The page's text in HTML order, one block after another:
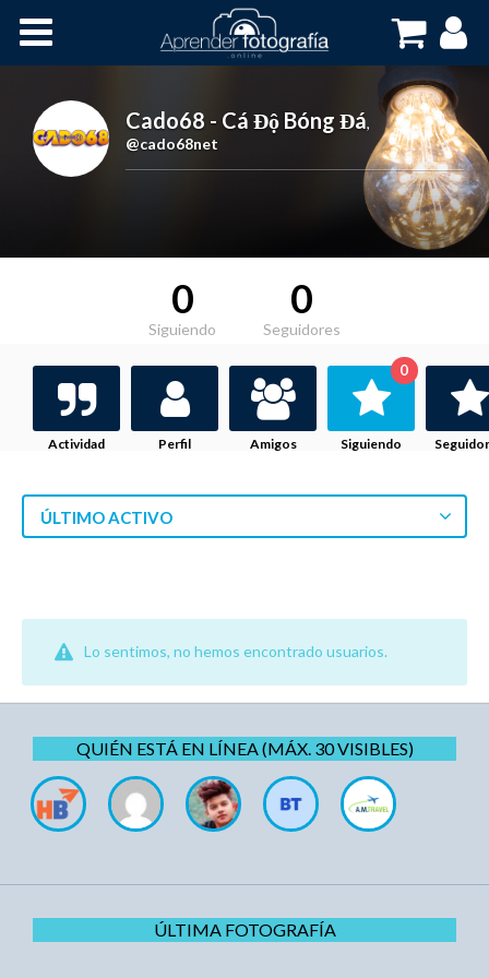
Cursos OnLine
Cado68 - Cá Độ Bóng Đá,
@cado68net
0
Siguiendo
0
Seguidores
Actividad Perfil Amigos Siguiendo
0
ÚLTIMO ACTIVO
Lo sentimos, no hemos encontrado usuarios.
QUIÉN ESTÁ EN LÍNEA (MÁX. 30 VISIBLES)
ÚLTIMA FOTOGRAFÍA